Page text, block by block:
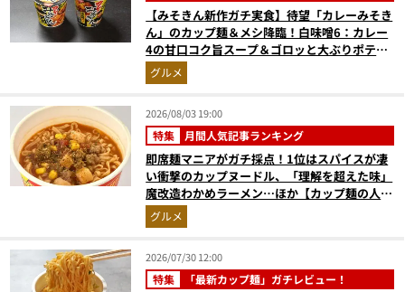
【みそきん新作ガチ実食】待望「カレーみそき
ん」のカップ麺＆メシ降臨！白味噌6：カレー
4の甘口コク旨スープ＆ゴロッと大ぶりポテト
に歓喜
グルメ
2026/08/03 19:00
特集 月間人気記事ランキング
即席麺マニアがガチ採点！1位はスパイスが凄
い衝撃のカップヌードル、「理解を超えた味」
魔改造わかめラーメン…ほか【カップ麺の人気
記事ランキングベスト3】（2026年6月版）
グルメ
2026/07/30 12:00
特集 「最新カップ麺」ガチレビュー！